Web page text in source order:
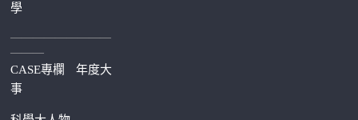
學
—————————
———
CASE專欄
年度大
事